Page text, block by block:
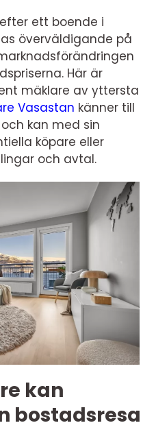
ett boende i
överväldigande på
Här är
mäklare av yttersta
Vasastan känner till
kan med sin
köpare eller
och avtal.
kan
bostadsresa